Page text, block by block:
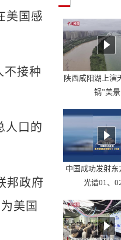
美国感
接种
人口的
邦政府
美国
陕西咸阳湖上演
锅”美景
中国成功发射东
光谱01、